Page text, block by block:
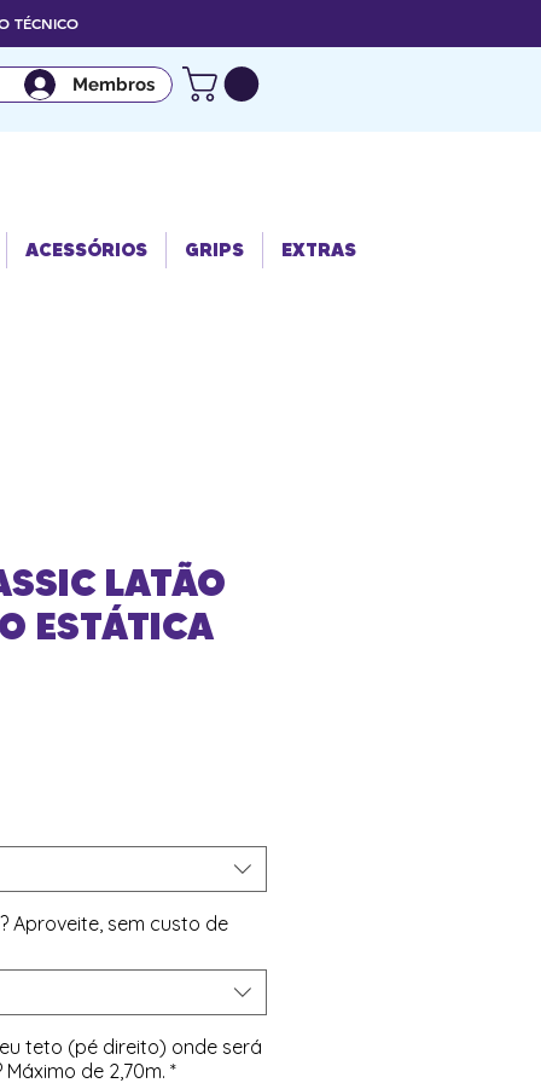
Membros
ACESSÓRIOS GRIPS EXTRAS
LATÃO
ESTÁTICA
Aproveite, sem custo de
teto (pé direito) onde será
de 2,70m. *